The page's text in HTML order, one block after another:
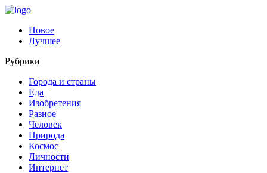
Новое
Лучшее
Рубрики
Города и страны
Еда
Изобретения
Разное
Человек
Природа
Космос
Личности
Интернет